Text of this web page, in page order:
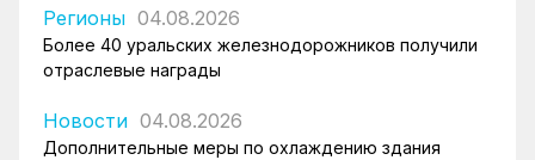
Регионы 04.08.2026
Более 40 уральских железнодорожников получили
отраслевые награды
Новости 04.08.2026
Дополнительные меры по охлаждению здания